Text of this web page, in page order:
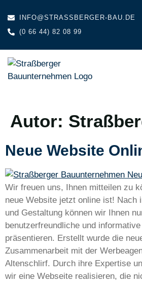
INFO@STRASSBERGER-BAU.DE
(0 66 44) 82 08 99
Autor:
Neue Website
Wir freuen uns, Ihnen mitteilen zu
neue Website jetzt online ist! Nach
und Gestaltung können wir Ihnen
benutzerfreundliche und
präsentieren. Erstellt wurde die
Zusammenarbeit mit der
Altenschlirf. Durch ihre Expertise
wir eine Webseite realisieren, die